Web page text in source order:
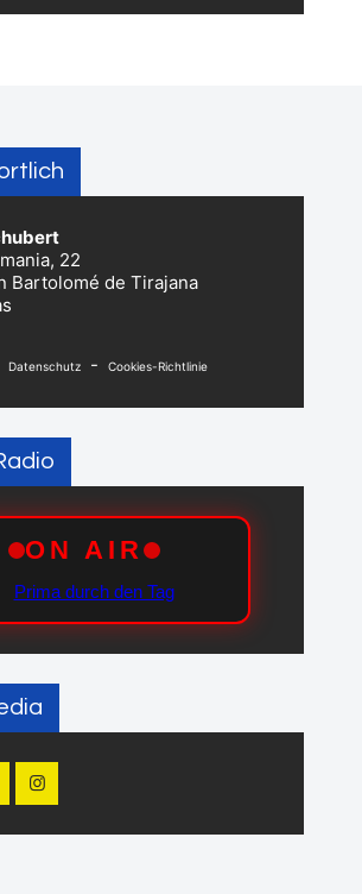
22
Bartolomé de Tirajana
Datenschutz - Cookies-Richtlinie